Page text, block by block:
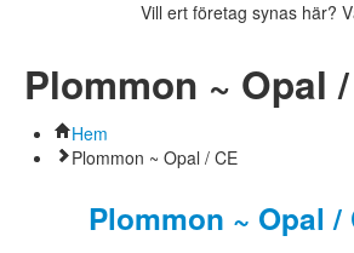
Vill ert företag synas här?
Plommon ~ Opal
Hem
Plommon ~ Opal / CE
Plommon ~ Opal /